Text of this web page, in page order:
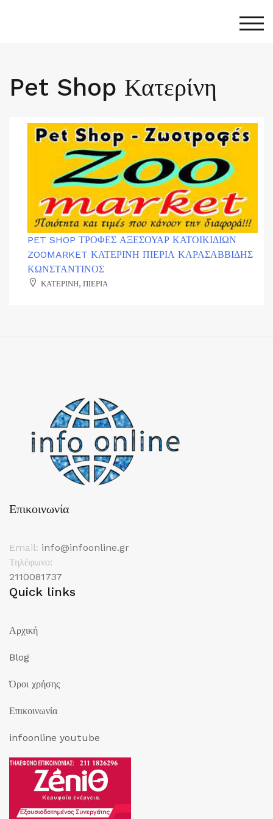
Pet Shop Κατερίνη
PET SHOP ΤΡΟΦΕΣ ΑΞΕΣΟΥΑΡ ΚΑΤΟΙΚΙΔΙΩΝ
ZOOMARKET ΚΑΤΕΡΙΝΗ ΠΙΕΡΙΑ ΚΑΡΑΣΑΒΒΙΔΗΣ
ΚΩΝΣΤΑΝΤΙΝΟΣ
ΚΑΤΕΡΙΝΗ, ΠΙΕΡΙΑ
Επικοινωνία
Email: info@infoonline.gr
Τηλέφωνο:
2110081737
Quick links
Αρχική
Blog
Όροι χρήσης
Επικοινωνία
infoonline youtube